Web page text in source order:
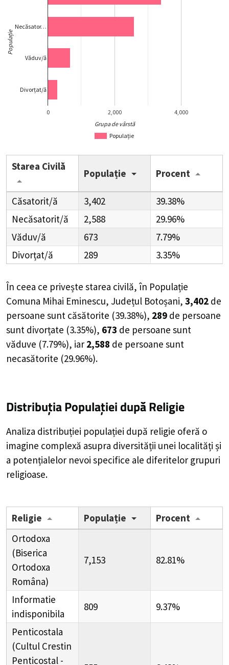
Populație
0 2,000 4,000
Necăsator…
Văduv/ă
Divorțat/ă
Grupa de vârstă
Populație
Starea Civilă
Populație Procent
Căsatorit/ă 3,402
39.38%
Necăsatorit/ă
2,588
29.96%
Văduv/ă
673
7.79%
Divorțat/ă
289 3.35%
În ceea ce privește starea civilă, în Populație
Comuna Mihai Eminescu, Județul Botoșani, 3,402 de
persoane sunt căsătorite (39.38%), 289 de persoane
sunt divorțate (3.35%), 673 de persoane sunt
văduve (7.79%), iar 2,588 de persoane sunt
necasătorite (29.96%).
Distribuția Populațieidupă Religie
Analiza distribuției populației după religie oferă o
imagine complexă asupra diversității unei localități și
a potențialelor nevoi specifice ale diferitelor grupuri
religioase.
Religie Populație
Procent
Ortodoxa
(Biserica
Ortodoxa
Româna)
7,153 82.81%
Informatie
indisponibila
809 9.37%
Penticostala
(Cultul Crestin
Penticostal -